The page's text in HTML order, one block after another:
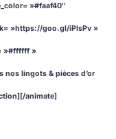
»#faaf40″
»https://goo.gl/iPlsPv »
»#ffffff »
lingots & pièces d’or
animate]